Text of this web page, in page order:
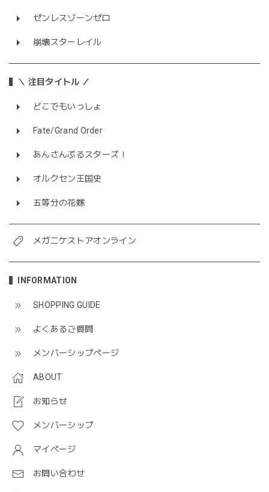
ゼンレスゾーンゼロ
崩壊スターレイル
＼ 注目タイトル ／
どこでもいっしょ
Fate/Grand Order
あんさんぶるスターズ！
オルクセン王国史
五等分の花嫁
メガニケストアオンライン
INFORMATION
SHOPPING GUIDE
よくあるご質問
メンバーシップページ
ABOUT
お知らせ
メンバーシップ
マイページ
お問い合わせ